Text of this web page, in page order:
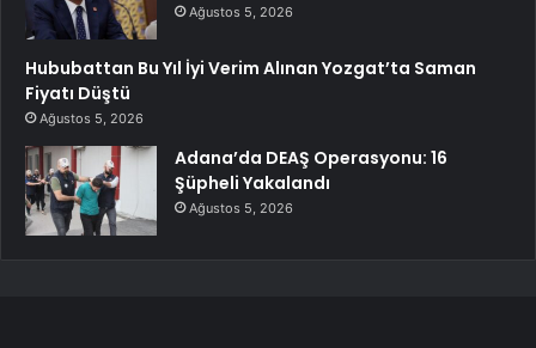
Ağustos 5, 2026
Hububattan Bu Yıl İyi Verim Alınan Yozgat’ta Saman
Fiyatı Düştü
Ağustos 5, 2026
Adana’da DEAŞ Operasyonu: 16
Şüpheli Yakalandı
Ağustos 5, 2026